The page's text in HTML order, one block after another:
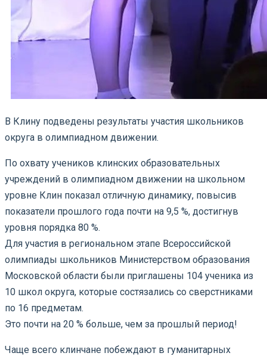
В Клину подведены результаты участия школьников
округа в олимпиадном движении.
По охвату учеников клинских образовательных
учреждений в олимпиадном движении на школьном
уровне Клин показал отличную динамику, повысив
показатели прошлого года почти на 9,5 %, достигнув
уровня порядка 80 %.
Для участия в региональном этапе Всероссийской
олимпиады школьников Министерством образования
Московской области были приглашены 104 ученика из
10 школ округа, которые состязались со сверстниками
по 16 предметам.
Это почти на 20 % больше, чем за прошлый период!
Чаще всего клинчане побеждают в гуманитарных